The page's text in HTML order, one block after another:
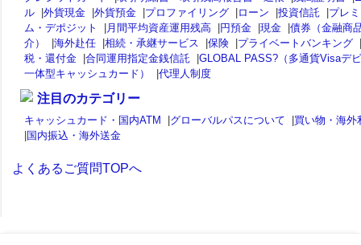
ル |外貨現金 |外貨預金 |プロファイリング |ローン |投資信託 |プレ
ム・デポジット
| 月間平均資産運用残高 |円預金 |現金 |債券（金融商
介）
|海外赴任 |相続・承継サービス |保険 |プライベートバンキング |
税・還付金 |合同運用指定金銭信託 |GLOBAL PASS?（多通貨Visaデ
一体型キャッシュカード）
|代理人制度
注目のカテゴリー
キャッシュカード・国内ATM |グローバルパスについて |買い物・海外
|国内振込・海外送金
よくあるご質問TOPへ